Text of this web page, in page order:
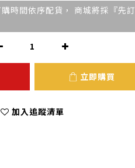
時間依序配貨， 商城將採『先訂
立即購買
加入追蹤清單